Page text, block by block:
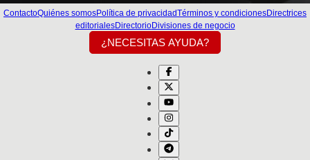
ContactoQuiénes somosPolítica de privacidadTérminos y condicionesDirectrices
editorialesDirectorioDivisiones de negocio
¿NECESITAS AYUDA?